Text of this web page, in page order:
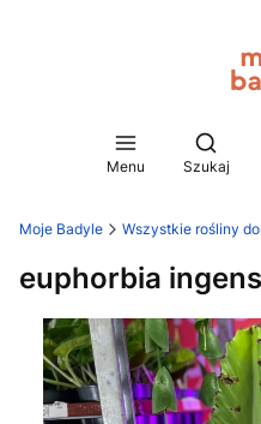
Menu Szukaj
Moje Badyle Wszystkie rośliny
euphorbia